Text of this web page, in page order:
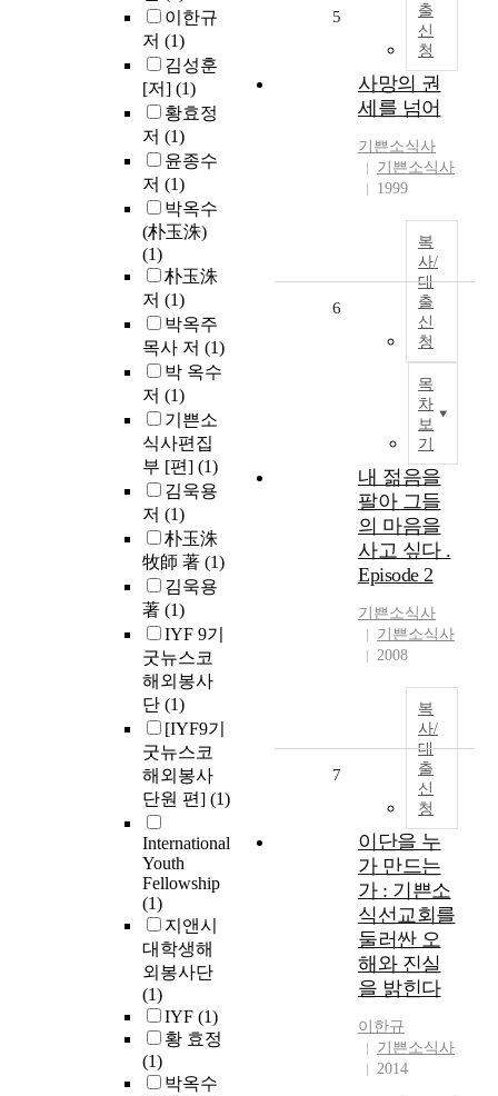
이한규
저 (1)
김성훈
[저] (1)
황효정
저 (1)
윤종수
저 (1)
박옥수
(朴玉洙)
(1)
朴玉洙
저 (1)
박옥주
목사 저 (1)
박 옥수
저 (1)
기쁜소
식사편집
부 [편] (1)
김욱용
저 (1)
朴玉洙
牧師 著 (1)
김욱용
著 (1)
IYF 9기
굿뉴스코
해외봉사
단 (1)
[IYF9기
굿뉴스코
해외봉사
단원 편] (1)
International
Youth
Fellowship
(1)
지앤시
대학생해
외봉사단
(1)
IYF (1)
황 효정
(1)
박옥수
출
신
청
5
사망의 권
세를 넘어
기쁜소식사
기쁜소식사
1999
복
사/
대
출
신
청
목
차
보
기
6
내 젊음을
팔아 그들
의 마음을
사고 싶다 .
Episode 2
기쁜소식사
기쁜소식사
2008
복
사/
대
출
신
청
7
이단을 누
가 만드는
가 : 기쁜소
식선교회를
둘러싼 오
해와 진실
을 밝힌다
이한규
기쁜소식사
2014